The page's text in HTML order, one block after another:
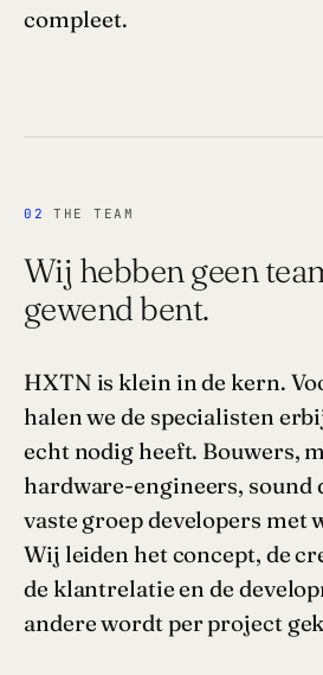
compleet.
02 THE TEAM
Wij hebben geen
gewend bent.
HXTN is klein in de kern.
halen we de specialisten
echt nodig heeft. Bouwers,
hardware-engineers, sound
vaste groep developers met
Wij leiden het concept, de
de klantrelatie en de
andere wordt per project